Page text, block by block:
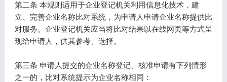
第二条 本规则适用于企业登记机关利用信息化技术，建
立、完善企业名称比对系统，为申请人申请企业名称提供比
对服务。企业登记机关应当将比对结果以在线网页等方式呈
现给申请人，供其参考、选择。
第三条 申请人提交的企业名称登记、核准申请有下列情形
之一的，比对系统提示为企业名称相同：